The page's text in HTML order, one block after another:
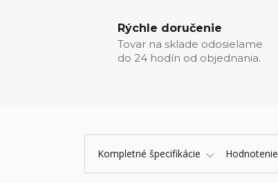
Rýchle doručenie
Tovar na sklade odosielame
do 24 hodín od objednania.
Kompletné špecifikácie Hodnotenie